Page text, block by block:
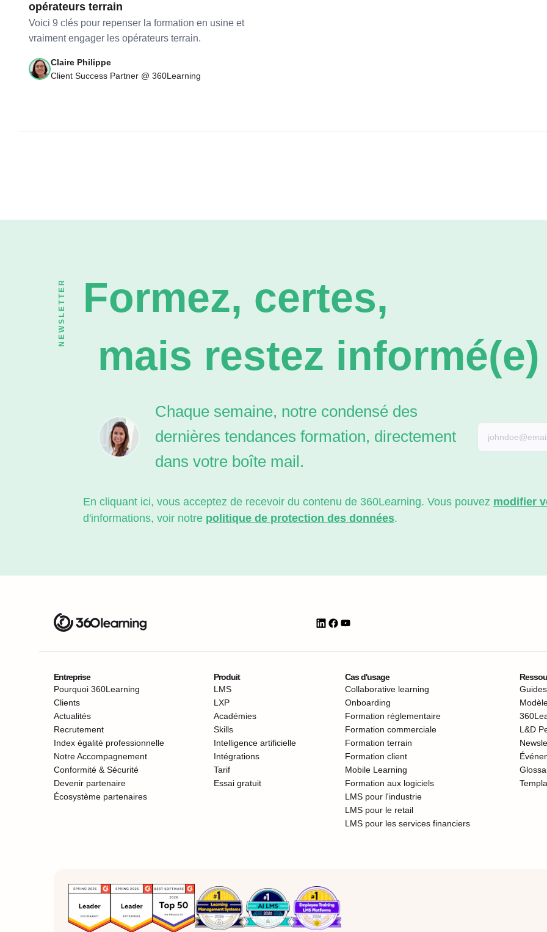
opérateurs terrain
Voici 9 clés pour repenser la formation en usine et
vraiment engager les opérateurs terrain.
Claire Philippe
Client Success Partner @ 360Learning
NEWSLETTER Formez, certes,
mais restez
Chaque semaine, notre condensé des
dernières tendances formation, directement
dans votre boîte mail.
En cliquant ici, vous acceptez de recevoir du contenu de 360Learning. Vous pouvez modifier
d'informations, voir notre politique de protection des données.
Entreprise
Pourquoi 360Learning
Clients
Actualités
Recrutement
Index égalité professionnelle
Notre Accompagnement
Conformité & Sécurité
Devenir partenaire
Écosystème partenaires
Produit
LMS
LXP
Académies
Skills
Intelligence artificielle
Intégrations
Tarif
Essai gratuit
Cas d'usage
Collaborative learning
Onboarding
Formation réglementaire
Formation commerciale
Formation terrain
Formation client
Mobile Learning
Formation aux logiciels
LMS pour l'industrie
LMS pour le retail
LMS pour les services financiers
L&D